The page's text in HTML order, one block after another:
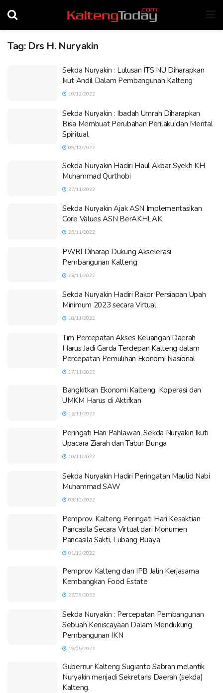
Tag: Drs H. Nuryakin
Sekda Nuryakin : Lulusan ITS NU Diharapkan
Ikut Andil Dalam Pembangunan Kalteng
10/12/2022
Sekda Nuryakin : Ibadah Umrah Diharapkan
Bisa Membuat Perubahan Perilaku dan Mental
Spiritual
09/12/2022
Sekda Nuryakin Hadiri Haul Akbar Syekh KH
Muhammad Qurthobi
27/11/2022
Sekda Nuryakin Ajak ASN Implementasikan
Core Values ASN BerAKHLAK
25/11/2022
PWRI Diharap Dukung Akselerasi
Pembangunan Kalteng
23/11/2022
Sekda Nuryakin Hadiri Rakor Persiapan Upah
Minimum 2023 secara Virtual
18/11/2022
Tim Percepatan Akses Keuangan Daerah
Harus Jadi Garda Terdepan Kalteng dalam
Percepatan Pemulihan Ekonomi Nasional
17/11/2022
Bangkitkan Ekonomi Kalteng, Koperasi dan
UMKM Harus di Aktifkan
16/11/2022
Peringati Hari Pahlawan, Sekda Nuryakin Ikuti
Upacara Ziarah dan Tabur Bunga
10/11/2022
Sekda Nuryakin Hadiri Peringatan Maulid Nabi
Muhammad SAW
03/10/2022
Pemprov. Kalteng Peringati Hari Kesaktian
Pancasila Secara Virtual dari Monumen
Pancasila Sakti, Lubang Buaya
01/10/2022
Pemprov Kalteng dan IPB Jalin Kerjasama
Kembangkan Food Estate
22/08/2022
Sekda Nuryakin : Percepatan Pembangunan
Sebuah Keniscayaan Dalam Mendukung
Pembangunan IKN
19/05/2022
Gubernur Kalteng Sugianto Sabran melantik
Nuryakin menjadi Sekretaris Daerah (sekda)
Kalteng.